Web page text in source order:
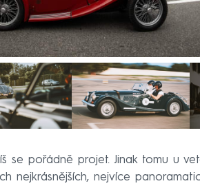
se pořádně projet. Jinak tomu u
nejkrásnějších, nejvíce